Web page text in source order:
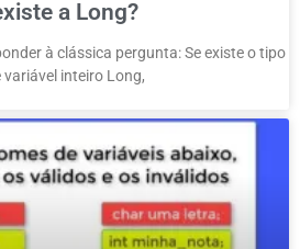
a Long?
à clássica pergunta: Se existe o tipo
variável inteiro Long,